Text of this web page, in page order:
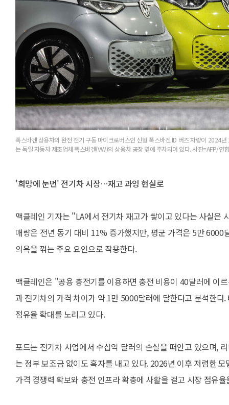
폭스바겐 상용차의 완전 전기 구동 마이크로버스인 신형 폭스바겐 ID 버즈 차량이 2024
는 독일 자동차 제조업체 폭스바겐(VW)의 상용차 공장 옆에 주차되어 있다. 사진=AFP/연
'희망에 눈먼' 전기차 시장…재고 과잉 현실로
맥클레인 기자는 "LA에서 전기차 재고가 쌓이고 있다는 사실
매량은 전년 동기 대비 11% 증가했지만, 평균 가격은 5만
의욕을 꺾는 주요 요인으로 작용한다.
맥클레인은 "공용 충전기를 이용하면 충전 비용이 40달러에 이
과 전기차의 가격 차이가 약 1만 5000달러에 달한다고 분석한
점유율 확대를 노리고 있다.
포드는 전기차 사업에서 수십억 달러의 손실을 떠안고 있으며,
는 정부 보조금 없이도 흑자를 내고 있다. 2026년 이후 저렴한
가격 경쟁력 확보와 충전 인프라 확충에 사활을 걸고 시장 점유